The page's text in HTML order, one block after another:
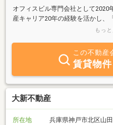
オフィスビル専門会社として2020
産キャリア20年の経験を活かし、
心掛けております。物件探しは慣
件情報では読み取れない詳細な情
てご契約いただくために我々の仕
す。お探しの際、又は、物件の募
せください。お電話でのお問合せ
客様のご都合に合せて対応させて
ね下さいませ！人との一期一会の
タッフ一同、お客様の御来店を心
もっ
この不動産
賃貸物
大新不動産
所在地
兵庫県神戸市北区山